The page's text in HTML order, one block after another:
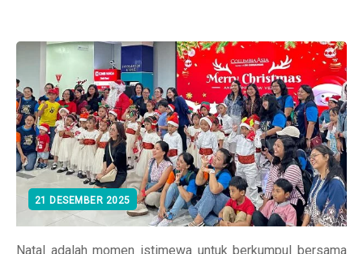
21 DESEMBER 2025
Natal adalah momen istimewa untuk berkumpul bersama